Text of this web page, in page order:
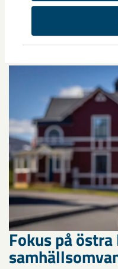
Nytt
Nu syns det hur LKAB:s
Anläggningen kommer
Fokus på